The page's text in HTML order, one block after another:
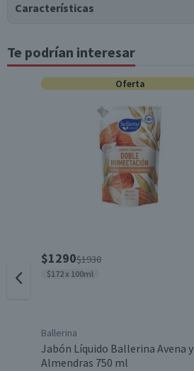
Características
Tipo de Producto
País de Origen
Te podrían interesar
Oferta
$1290$1930
$172 x 100ml
Ballerina
Jabón Líquido Ballerina Avena y
Almendras 750 ml